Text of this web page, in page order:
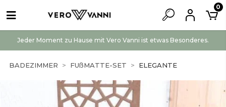
Jeder Moment zu Hause mit Vero Vanni ist etwas Besonderes.
0
BADEZIMMER FUßMATTE-SET ELEGANTE